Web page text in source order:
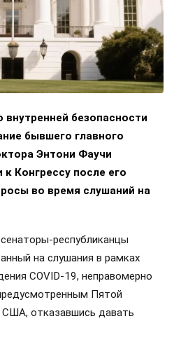
безопасности
бывшего главного
Энтони Фаучи
Конгрессу после его
во время слушаний на
республиканцы
на слушания в рамках
COVID-19, неправомерно
Пятой
США, отказавшись давать